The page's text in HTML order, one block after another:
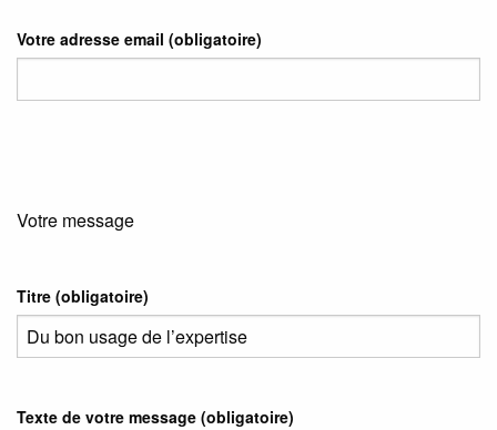
Votre adresse email (obligatoire)
Votre message
Titre (obligatoire)
Texte de votre message (obligatoire)